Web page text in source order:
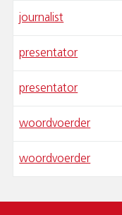
journalist
presentator
presentator
woordvoerder
woordvoerder